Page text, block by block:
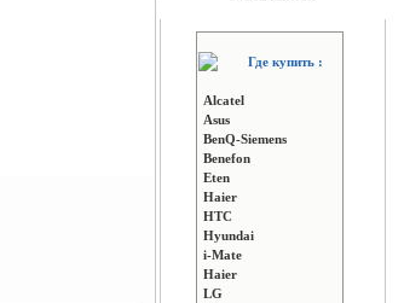
Где купить :
Alcatel
Asus
BenQ-Siemens
Benefon
Eten
Haier
HTC
Hyundai
i-Mate
Haier
LG